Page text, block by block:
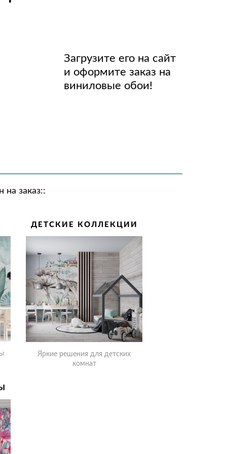
Загрузите его на сайт
и оформите заказ на
виниловые обои!
на заказ::
ДЕТСКИЕ КОЛЛЕКЦИИ
Яркие решения для детских
комнат